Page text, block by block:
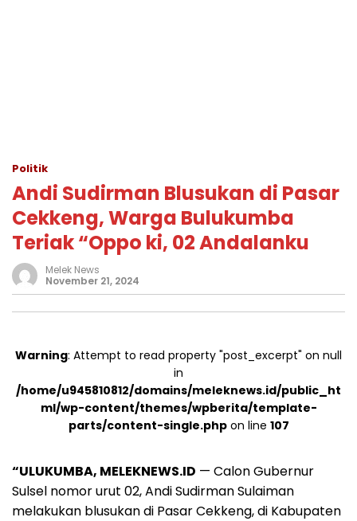
Politik
Andi Sudirman Blusukan di Pasar
Cekkeng, Warga Bulukumba
Teriak “Oppo ki, 02 Andalanku
Melek News
November 21, 2024
Warning: Attempt to read property "post_excerpt" on null
in
/home/u945810812/domains/meleknews.id/public_ht
ml/wp-content/themes/wpberita/template-
parts/content-single.phpon line 107
“ULUKUMBA, MELEKNEWS.ID — Calon Gubernur
Sulsel nomor urut 02, Andi Sudirman Sulaiman
melakukan blusukan di Pasar Cekkeng, di Kabupaten